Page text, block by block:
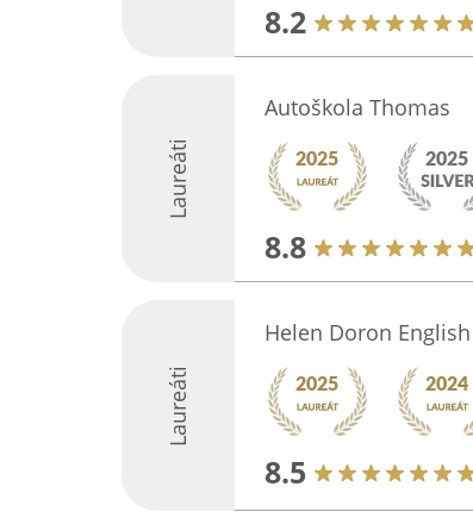
8.2
Laureáti
Autoškola Thomas
8.8
Laureáti
Helen Doron
8.5